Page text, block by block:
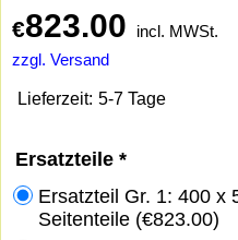
€823.00
incl. MWSt.
zzgl. Versand
Lieferzeit: 5-7 Tage
Ersatzteile *
Ersatzteil Gr. 1: 400 x
Seitenteile (€823.00)